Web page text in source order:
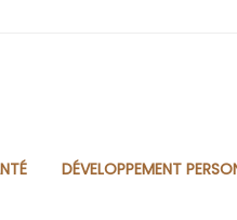
DÉVELOPPEMENT